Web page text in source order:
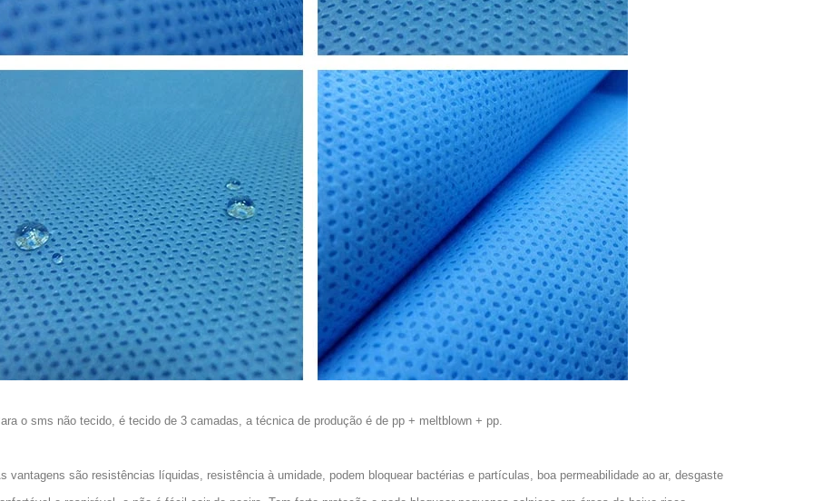
o sms não tecido, é tecido de 3 camadas, a técnica de produção é de pp + meltblown + pp.
vantagens são resistências líquidas, resistência à umidade, podem bloquear bactérias e partículas, boa permeabilidade ao ar, desgaste